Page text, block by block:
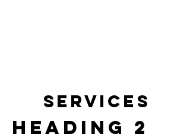
Services
Heading 2